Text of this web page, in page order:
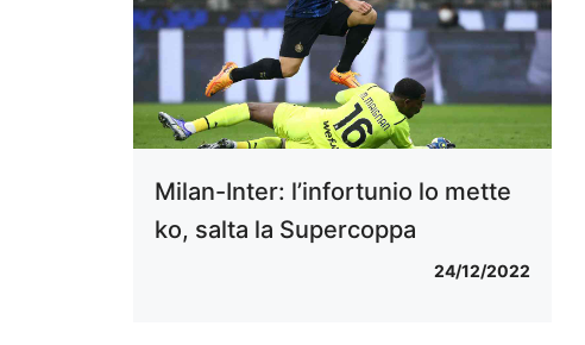
Milan-Inter: l’infortunio lo mette
ko, salta la Supercoppa
24/12/2022